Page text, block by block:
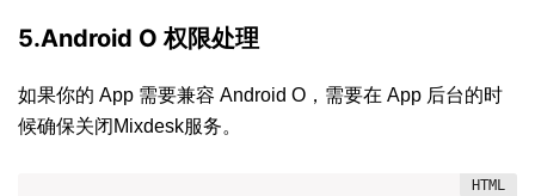
5.Android O 权限处理
如果你的 App 需要兼容 Android O，需要在 App 后台的时
候确保关闭Mixdesk服务。